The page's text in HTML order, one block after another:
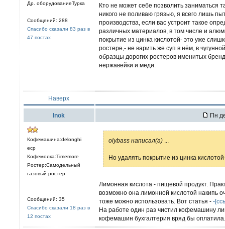
Др. оборудованиеТурка
Сообщений: 288
Спасибо сказали 83 раз в
47 постах
Кто не может себе позволить заниматься
никого не поливаю грязью, я всего лишь
производства, если вас устроит такое
различных материалов, в том числе и
покрытие из цинка кислотой- это уже
ростере,- не варить же суп в нём, в
образцы дорогих ростеров именитых
нержавейки и меди.
Наверх
Inok Пн
Кофемашина:delonghi
ecp
Кофемолка:Timemore
Ростер:Самодельный
газовый ростер
Сообщений: 35
Спасибо сказали 18 раз в
12 постах
olybass написал(а)
Но удалять покрытие из цинка
Лимонная кислота - пищевой продукт.
возможно она лимонной кислотой накипь
тоже можно использовать. Вот статья - -
На работе один раз чистил кофемашину
кофемашин бухгалтерия вряд бы оплатила.